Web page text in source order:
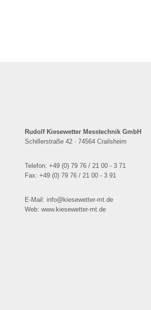
Rudolf Kiesewetter Messtechnik GmbH
Schillerstraße 42 · 74564 Crailsheim
Telefon: +49 (0) 79 76 / 21 00 - 3 71
Fax: +49 (0) 79 76 / 21 00 - 3 91
E-Mail: info@kiesewetter-mt.de
Web: www.kiesewetter-mt.de